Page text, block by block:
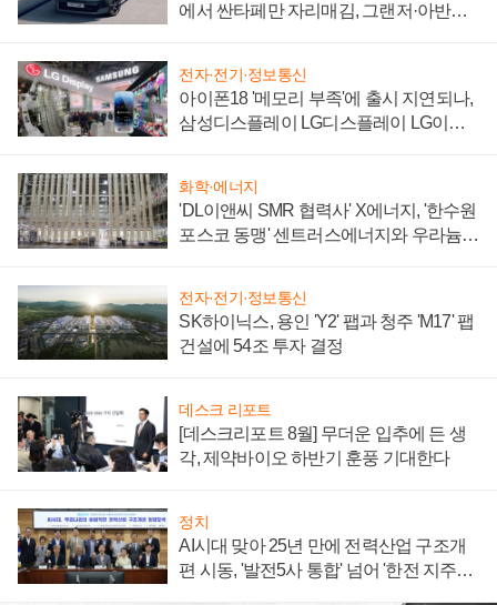
에서 싼타페만 자리매김, 그랜저·아반떼
전자·전기·정보통신
아이폰18 '메모리 부족'에 출시 지연되나,
삼성디스플레이 LG디스플레이 LG이노
화학·에너지
'DL이앤씨 SMR 협력사' X에너지, '한수원
포스코 동맹' 센트러스에너지와 우라늄
전자·전기·정보통신
SK하이닉스, 용인 'Y2' 팹과 청주 'M17' 팹
건설에 54조 투자 결정
데스크 리포트
[데스크리포트 8월] 무더운 입추에 든 생
각, 제약바이오 하반기 훈풍 기대한다
정치
AI시대 맞아 25년 만에 전력산업 구조개
편 시동, '발전5사 통합' 넘어 '한전 지주사'